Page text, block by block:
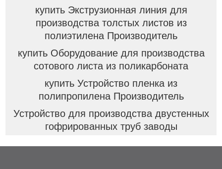
купить Экструзионная линия для
производства толстых листов из
полиэтилена Производитель
купить Оборудование для производства
сотового листа из поликарбоната
купить Устройство пленка из
полипропилена Производитель
Устройство для производства двустенных
гофрированных труб заводы